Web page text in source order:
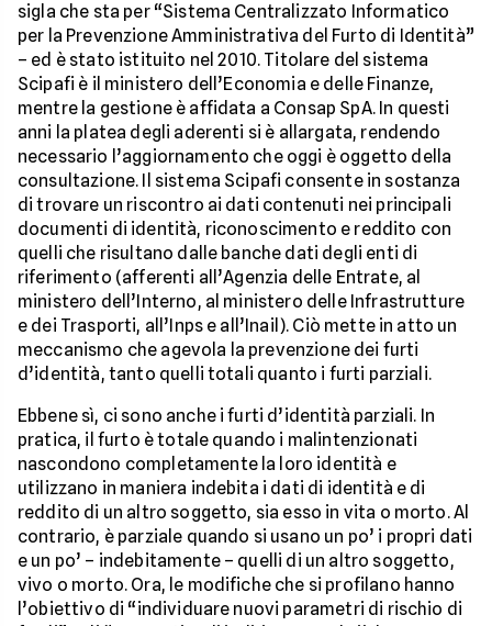
sigla che sta per “Sistema Centralizzato Informatico
per la Prevenzione Amministrativa del Furto di Identità”
– ed è stato istituito nel 2010. Titolare del sistema
Scipafi è il ministero dell’Economia e delle Finanze,
mentre la gestione è affidata a Consap SpA. In questi
anni la platea degli aderenti si è allargata, rendendo
necessario l’aggiornamento che oggi è oggetto della
consultazione. Il sistema Scipafi consente in sostanza
di trovare un riscontro ai dati contenuti nei principali
documenti di identità, riconoscimento e reddito con
quelli che risultano dalle banche dati degli enti di
riferimento (afferenti all’Agenzia delle Entrate, al
ministero dell’Interno, al ministero delle Infrastrutture
e dei Trasporti, all’Inps e all’Inail). Ciò mette in atto un
meccanismo che agevola la prevenzione dei furti
d’identità, tanto quelli totali quanto i furti parziali.
Ebbene sì, ci sono anche i furti d’identità parziali. In
pratica, il furto è totale quando i malintenzionati
nascondono completamente la loro identità e
utilizzano in maniera indebita i dati di identità e di
reddito di un altro soggetto, sia esso in vita o morto. Al
contrario, è parziale quando si usano un po’ i propri dati
e un po’ – indebitamente – quelli di un altro soggetto,
vivo o morto. Ora, le modifiche che si profilano hanno
l’obiettivo di “individuare nuovi parametri di rischio di